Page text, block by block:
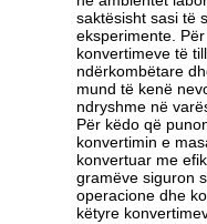
saktësisht sasi të
eksperimente.
konvertimeve të
ndërkombëtare
mund të kenë
ndryshme në
Për këdo që
konvertimin e
konvertuar me
gramëve siguron
operacione dhe
këtyre